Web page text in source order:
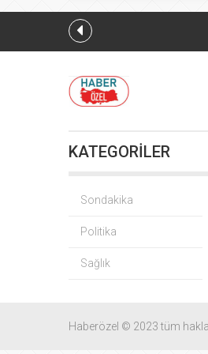
KATEGORİLER
Sondakika
Politika
Sağlık
Haberözel © 2023 tüm